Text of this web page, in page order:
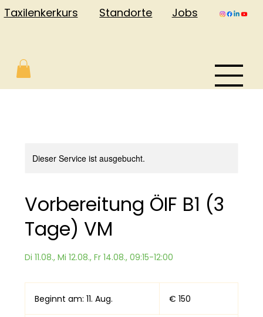
Taxilenkerkurs Standorte Jobs
Dieser Service ist ausgebucht.
Vorbereitung ÖIF B1 (3
Tage) VM
Di 11.08., Mi 12.08., Fr 14.08., 09:15-12:00
Beginnt am: 11. Aug.
e
€ 150